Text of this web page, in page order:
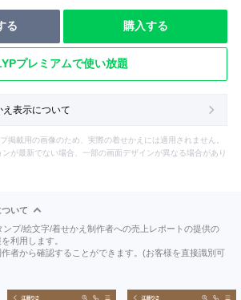
る 購入する
プレミアムで使い放題
表示について
掲載用の画像のため、実際の着せかえには適用されません。
が最新でない場合、一部の画面デザインが異なる場合があり
いて
ンプ/絵文字/着せかえ制作者への売上レポートの提供の
利用します。
者から確認することができます。(お客様を直接識別可